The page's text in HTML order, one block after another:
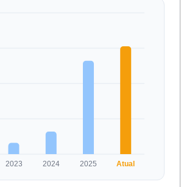
2023 2024 2025 Atual